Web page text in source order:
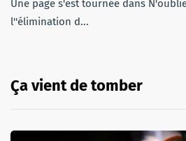
Une page s'est tournée dans
l''élimination d...
Ça vient de tomber